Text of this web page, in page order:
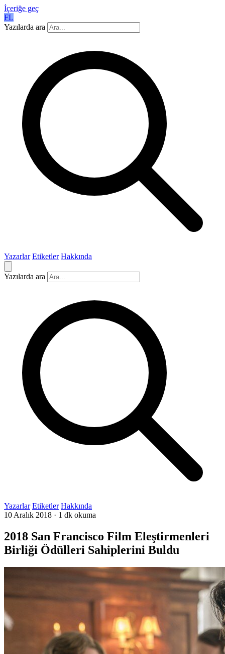
İçeriğe geç
FL
Yazılarda ara
Yazarlar Etiketler Hakkında
Yazılarda ara
Yazarlar Etiketler Hakkında
10 Aralık 2018 · 1 dk okuma
2018 San Francisco Film Eleştirmenleri
Birliği Ödülleri Sahiplerini Buldu